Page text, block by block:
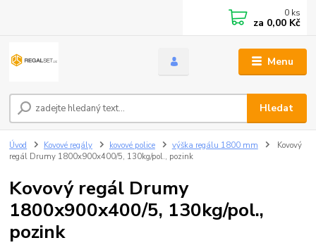
Menu
Hledat
0 ks
za 0,00 Kč
Úvod Kovové regály kovové police výška regálu 1800 mm
Kovový
regál Drumy 1800x900x400/5, 130kg/pol., pozink
Kovový regál Drumy
1800x900x400/5, 130kg/pol.,
pozink